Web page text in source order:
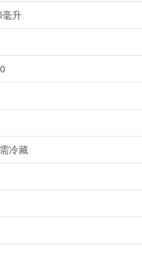
升
冷藏